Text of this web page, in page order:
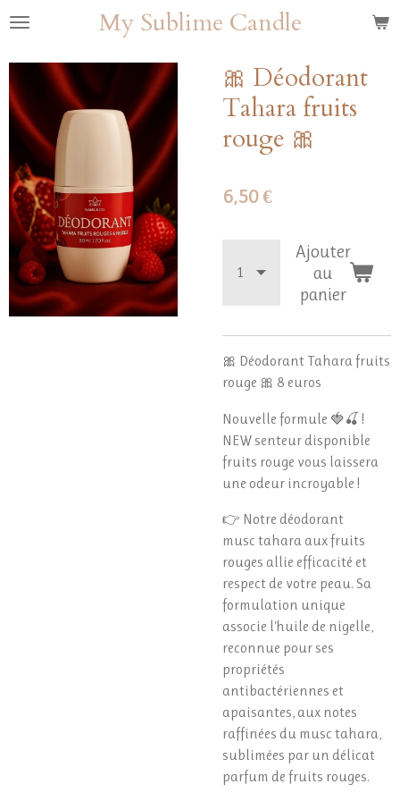
Passer
contenu
principal
My Sublime Candle
🎀 Déodorant
Tahara fruits
rouge 🎀
6,50 €
Ajouter
au
panier
🎀 Déodorant Tahara fruits
rouge 🎀 8 euros
Nouvelle formule 🍓🍒 !
NEW senteur disponible
fruits rouge vous laissera
une odeur incroyable !
👉 Notre déodorant
musc tahara aux fruits
rouges allie efficacité et
respect de votre peau. Sa
formulation unique
associe l'huile de nigelle,
reconnue pour ses
propriétés
antibactériennes et
apaisantes, aux notes
raffinées du musc tahara,
sublimées par un délicat
parfum de fruits rouges.